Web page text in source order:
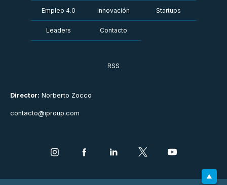
Director: Norberto Zocco
contacto@iproup.com
Empleo 4.0 Innovación Startups
Leaders Contacto
RSS